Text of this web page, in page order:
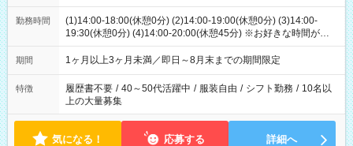
勤務時間
(1)14:00-18:00(休憩0分) (2)14:00-19:00(休憩0分) (3)14:00-
19:30(休憩0分) (4)14:00-20:00(休憩45分) ※お好きな時間が選べ
ます
期間 1ヶ月以上3ヶ月未満／即日～8月末までの期間限定
特徴 履歴書不要 / 40～50代活躍中 / 服装自由 / シフト勤務 / 10名以
上の大量募集
気になる！ 応募する 詳細へ